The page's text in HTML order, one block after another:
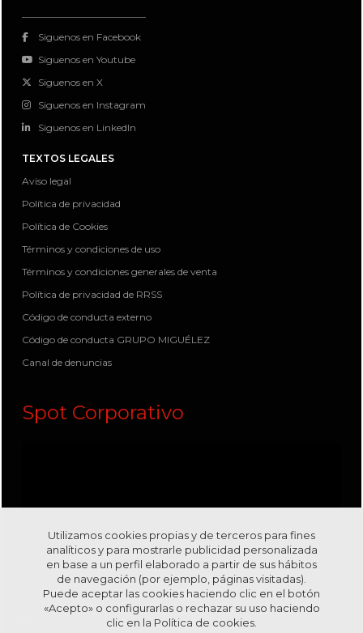
Siguenos en Facebook
Siguenos en Youtube
Siguenos en X
Siguenos en Instagram
Siguenos en LinkedIn
TEXTOS LEGALES
Aviso legal
Política de privacidad
Política de Cookies
Términos y condiciones de uso
Términos y condiciones generales de venta
Política de privacidad de RRSS
Código de conducta externo
Código de conducta GRUPO MIGUÉLEZ
Canal de denuncias
Spot Corporativo
Utilizamos cookies propias y de terceros para fines
analíticos y para mostrarle publicidad personalizada
en base a un perfil elaborado a partir de sus hábitos
de navegación (por ejemplo, páginas visitadas).
Puede aceptar las cookies haciendo clic en el botón
«Acepto» o configurarlas o rechazar su uso haciendo
clic en la Política de cookies.